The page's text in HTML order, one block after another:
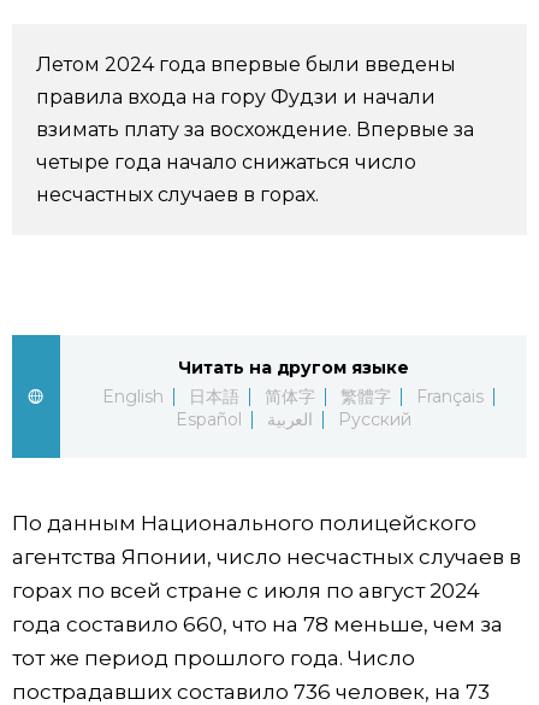
Люди
Блог
Политика
Культура
Жизнь
Технологии
Токио
От редакции
Популярные статьи
Японский язык
Японский калейдоскоп
official SNS
Летом 2024 года впервые были введены
правила входа на гору Фудзи и начали
взимать плату за восхождение. Впервые за
четыре года начало снижаться число
несчастных случаев в горах.
Читать на другом языке
English
日本語 简体字 繁體字
Français
Español
العربية Русский
По данным Национального полицейского
агентства Японии, число несчастных случаев в
горах по всей стране с июля по август 2024
года составило 660, что на 78 меньше, чем за
тот же период прошлого года. Число
пострадавших составило 736 человек, на 73